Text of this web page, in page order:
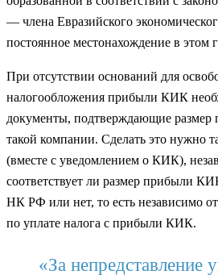
— члена Евразийского
постоянное местонахождение в этом
При отсутствии оснований для
налогообложения прибыли КИК
документы, подтверждающие размер
такой компании. Сделать это нужно
(вместе с уведомлением о КИК),
соответствует ли размер прибыли
НК РФ или нет, то есть независимо
по уплате налога с прибыли КИК.
«За непредставление